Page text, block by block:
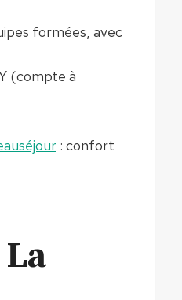
formées, avec
(compte à
: confort